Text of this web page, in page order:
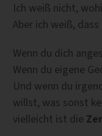
Ich weiß nicht,
Aber ich weiß,
Wenn du dich
Wenn du eigene
Und wenn du
willst, was sonst
vielleicht ist die